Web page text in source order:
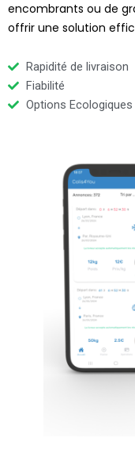
encombrants ou de
offrir une solution
Rapidité de livraison
Fiabilité
Options Ecologiques